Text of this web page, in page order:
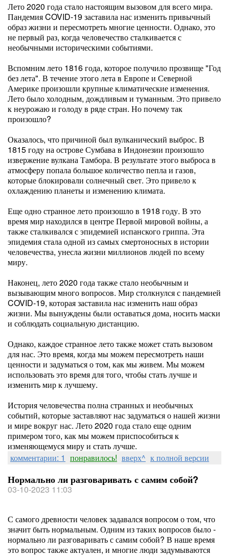
Лето 2020 года стало настоящим вызовом для всего мира.
Пандемия COVID-19 заставила нас изменить привычный
образ жизни и пересмотреть многие ценности. Однако, это
не первый раз, когда человечество сталкивается с
необычными историческими событиями.
Вспомним лето 1816 года, которое получило прозвище "Год
без лета". В течение этого лета в Европе и Северной
Америке произошли крупные климатические изменения.
Лето было холодным, дождливым и туманным. Это привело
к неурожаю и голоду в ряде стран. Но почему так
произошло?
Оказалось, что причиной был вулканический выброс. В
1815 году на острове Сумбава в Индонезии произошло
извержение вулкана Тамбора. В результате этого выброса в
атмосферу попала большое количество пепла и газов,
которые блокировали солнечный свет. Это привело к
охлаждению планеты и изменению климата.
Еще одно странное лето произошло в 1918 году. В это
время мир находился в центре Первой мировой войны, а
также сталкивался с эпидемией испанского гриппа. Эта
эпидемия стала одной из самых смертоносных в истории
человечества, унесла жизни миллионов людей по всему
миру.
Наконец, лето 2020 года также стало необычным и
вызывающим много вопросов. Мир столкнулся с пандемией
COVID-19, которая заставила нас изменить наш образ
жизни. Мы вынуждены были оставаться дома, носить маски
и соблюдать социальную дистанцию.
Однако, каждое странное лето также может стать вызовом
для нас. Это время, когда мы можем пересмотреть наши
ценности и задуматься о том, как мы живем. Мы можем
использовать это время для того, чтобы стать лучше и
изменить мир к лучшему.
История человечества полна странных и необычных
событий, которые заставляют нас задуматься о нашей жизни
и мире вокруг нас. Лето 2020 года стало еще одним
примером того, как мы можем приспособиться к
изменяющемуся миру и стать лучше.
комментарии: 1 понравилось! вверх^ к полной версии
Нормально ли разговаривать с самим собой?
03-10-2023 11:03
С самого древности человек задавался вопросом о том, что
значит быть нормальным. Одним из таких вопросов было -
нормально ли разговаривать с самим собой? В наше время
это вопрос также актуален, и многие люди задумываются